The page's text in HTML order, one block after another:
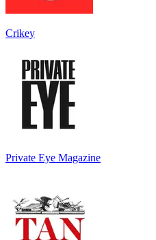
Crikey
Private Eye Magazine